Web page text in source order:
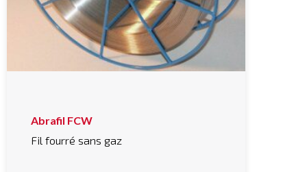
Abrafil FCW
Fil fourré sans gaz